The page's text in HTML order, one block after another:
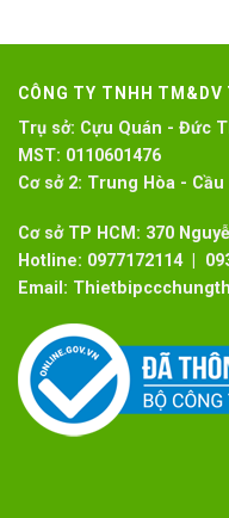
CÔNG TY TNHH TM&DV
Trụ sở: Cựu Quán - Đức
MST: 0110601476
Cơ sở 2: Trung Hòa - Cầu
Cơ sở TP HCM: 370
Hotline: 0977172114 |
Email: